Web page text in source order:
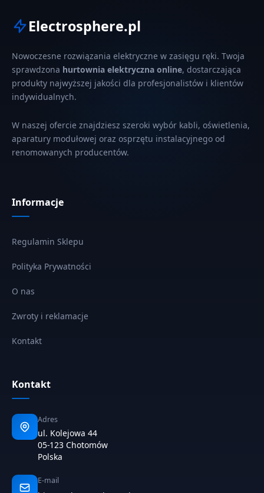
Electrosphere.pl
Nowoczesne rozwiązania elektryczne w zasięgu ręki. Twoja
sprawdzona hurtownia elektryczna online, dostarczająca
produkty najwyższej jakości dla profesjonalistów i klientów
indywidualnych.
W naszej ofercie znajdziesz szeroki wybór kabli, oświetlenia,
aparatury modułowej oraz osprzętu instalacyjnego od
renomowanych producentów.
Informacje
Regulamin Sklepu
Polityka Prywatności
O nas
Zwroty i reklamacje
Kontakt
Kontakt
Adres
ul. Kolejowa 44
05-123 Chotomów
Polska
E-mail